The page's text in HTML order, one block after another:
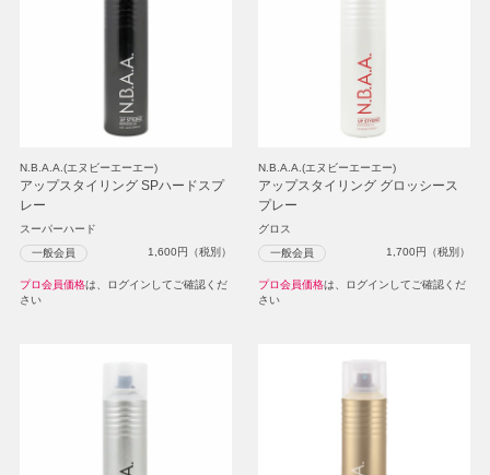
N.B.A.A.(エヌビーエーエー)
アップスタイリング SPハードスプ
レー
スーパーハード
一般会員 1,600円（税別）
プロ会員価格は、ログインしてご確認くだ
さい
N.B.A.A.(エヌビーエーエー)
アップスタイリング グロッシース
プレー
グロス
一般会員 1,700円（税別）
プロ会員価格は、ログインしてご確認くだ
さい